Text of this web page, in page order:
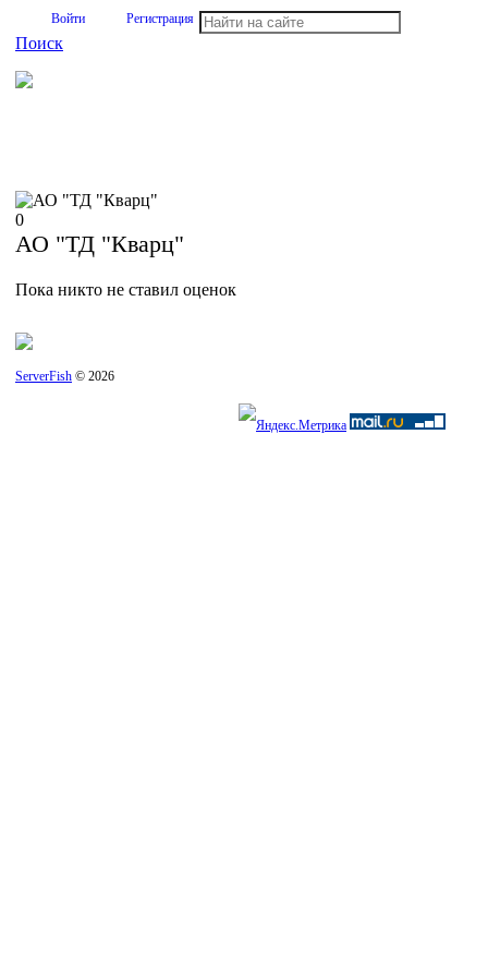
Войти Регистрация
Поиск
0
АО "ТД "Кварц"
Пока никто не ставил оценок
ServerFish © 2026